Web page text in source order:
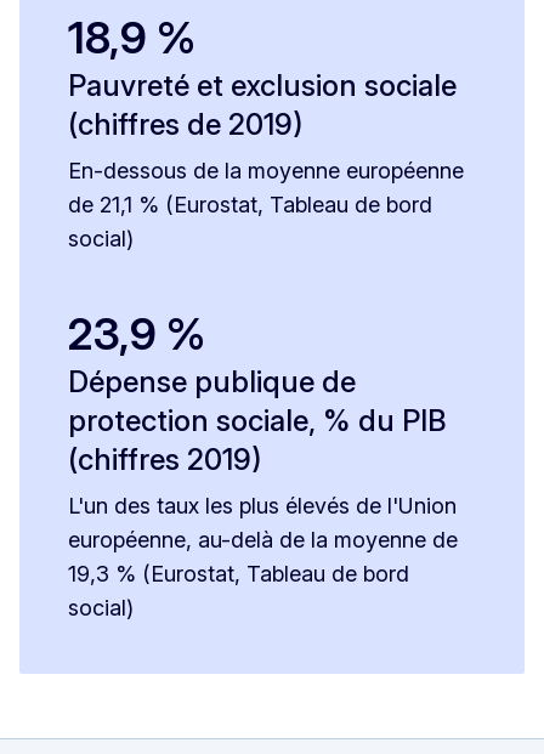
18,9 %
Pauvreté et exclusion sociale
(chiffres de 2019)
En-dessous de la moyenne européenne
de 21,1 % (Eurostat, Tableau de bord
social)
23,9 %
Dépense publique de
protection sociale, % du PIB
(chiffres 2019)
L'un des taux les plus élevés de l'Union
européenne, au-delà de la moyenne de
19,3 % (Eurostat, Tableau de bord
social)